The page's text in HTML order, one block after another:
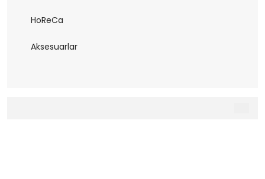
HoReCa
Aksesuarlar